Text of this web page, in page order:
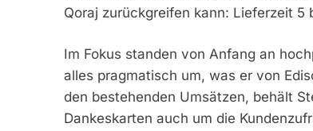
Qoraj zurückgreifen kann: Lieferzeit
Im Fokus standen von Anfang an
alles pragmatisch um, was er von
den bestehenden Umsätzen, behält
Dankeskarten auch um die